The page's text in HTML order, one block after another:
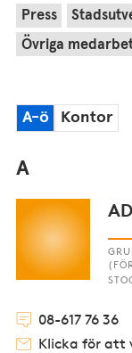
Press
Övriga
A-ö Kontor
A
08-617 76 36
Klicka för att